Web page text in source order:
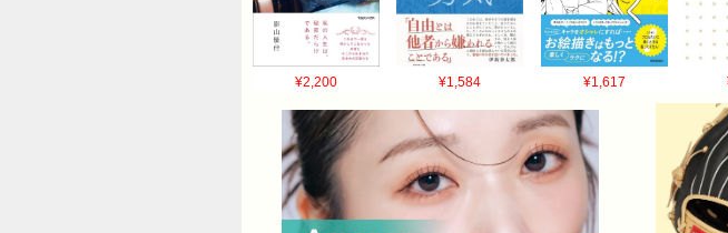
¥2,200 ¥1,584 ¥1,617